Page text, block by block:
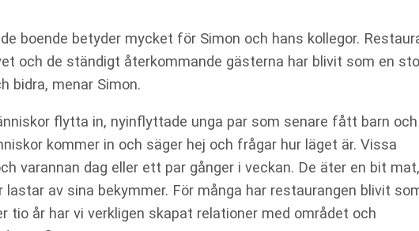
boende betyder mycket för Simon och hans kollegor.
och de ständigt återkommande gästerna har blivit som en
bidra, menar Simon.
flytta in, nyinflyttade unga par som senare fått barn och
kommer in och säger hej och frågar hur läget är. Vissa
varannan dag eller ett par gånger i veckan. De äter en bit mat,
av sina bekymmer. För många har restaurangen blivit
tio år har vi verkligen skapat relationer med området och